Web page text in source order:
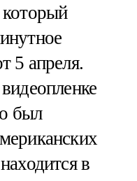
5 апреля.
был
в